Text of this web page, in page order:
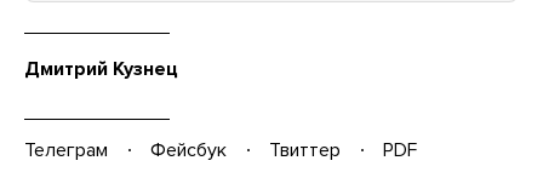
Дмитрий Кузнец
Телеграм Фейсбук Твиттер
PDF